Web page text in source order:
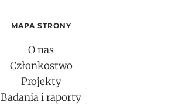
MAPA STRONY
O nas
Członkostwo
Projekty
Badania i raporty